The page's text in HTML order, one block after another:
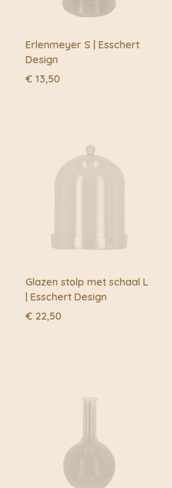
Erlenmeyer S | Esschert
Design
€ 13,50
Glazen stolp met schaal L
| Esschert Design
€ 22,50